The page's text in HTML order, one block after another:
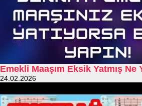
Emekli Maaşım Eksik Yatmış Ne
24.02.2026